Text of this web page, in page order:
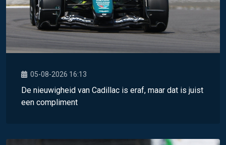
05-08-2026 16:13
De nieuwigheid van Cadillac is eraf, maar dat is juist
een compliment